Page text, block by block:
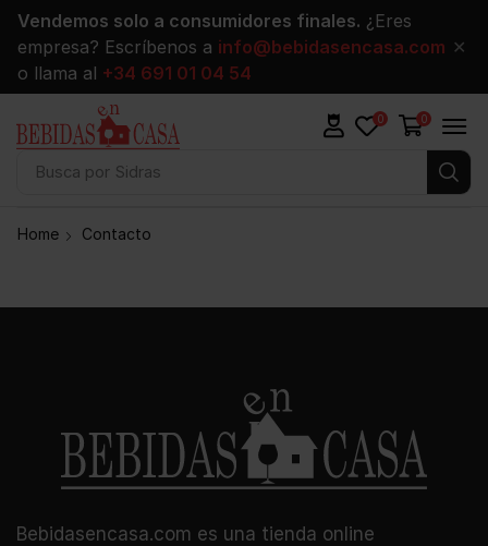
Vendemos solo a consumidores finales. ¿Eres
empresa? Escríbenos a info@bebidasencasa.com
o llama al +34 691 01 04 54
✕
Busca por Sidras
0 0
Home Contacto
Bebidasencasa.com es una tienda online